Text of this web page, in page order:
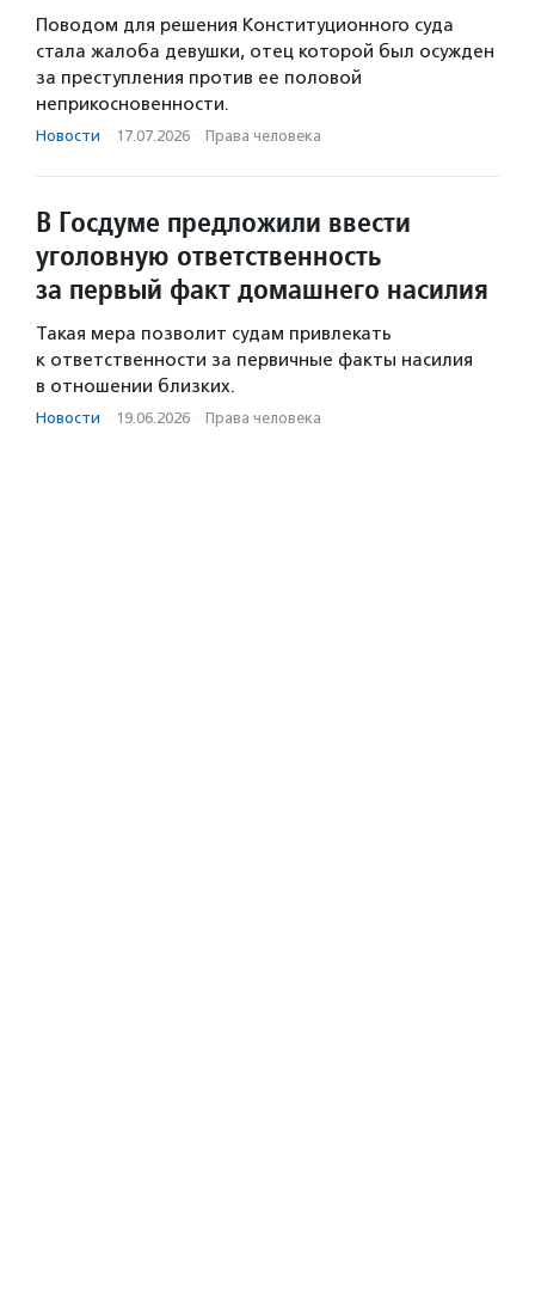
Поводом для решения Конституционного суда
стала жалоба девушки, отец которой был осужден
за преступления против ее половой
неприкосновенности.
Новости · 17.07.2026 · Права человека
В Госдуме предложили ввести
уголовную ответственность
за первый факт домашнего насилия
Такая мера позволит судам привлекать
к ответственности за первичные факты насилия
в отношении близких.
Новости · 19.06.2026 · Права человека